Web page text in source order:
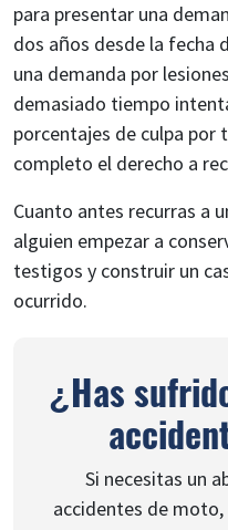
para presentar una
dos años desde la fecha
una demanda por
demasiado tiempo
porcentajes de culpa por
completo el derecho a
Cuanto antes recurras a
alguien empezar a
testigos y construir un
ocurrido.
¿Has
Si necesitas un
accidentes de moto,